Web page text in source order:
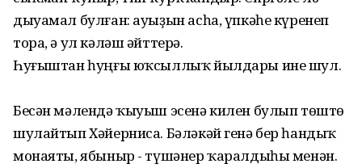
дыуамал булған: ауыҙын асһа, үпкәһе күренеп
тора, ә ул кәләш әйттерә.
Һуғыштан һуңғы юҡсыллыҡ йылдары ине шул.
Бесән мәлендә ҡыуыш эсенә килен булып төштө
шулайтып Хәйерниса. Бәләкәй генә бер һандыҡ
монаяты, ябыныр - түшәнер ҡаралдыһы менән.